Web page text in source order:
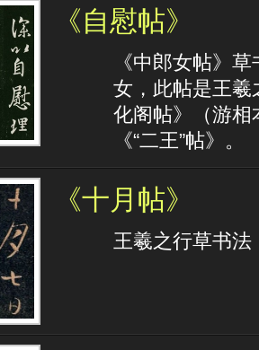
《自慰帖》
《中郎女帖》
女，此帖是王羲
化阁帖》（游相
《“二王”帖》。
《十月帖》
王羲之行草书法